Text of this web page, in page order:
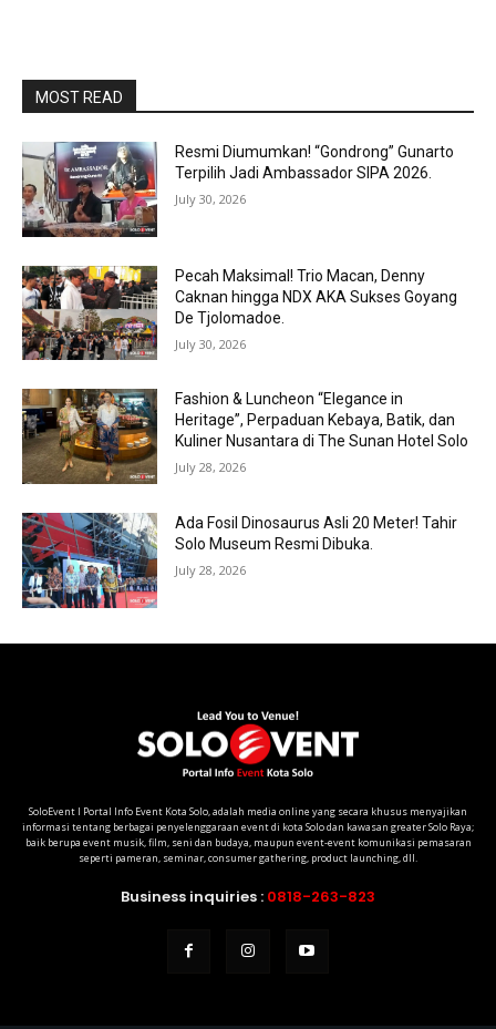
MOST READ
Resmi Diumumkan! “Gondrong” Gunarto
Terpilih Jadi Ambassador SIPA 2026.
July 30, 2026
Pecah Maksimal! Trio Macan, Denny
Caknan hingga NDX AKA Sukses Goyang
De Tjolomadoe.
July 30, 2026
Fashion & Luncheon “Elegance in
Heritage”, Perpaduan Kebaya, Batik, dan
Kuliner Nusantara di The Sunan Hotel Solo
July 28, 2026
Ada Fosil Dinosaurus Asli 20 Meter! Tahir
Solo Museum Resmi Dibuka.
July 28, 2026
SoloEvent I Portal Info Event Kota Solo, adalah media online yang secara khusus menyajikan
informasi tentang berbagai penyelenggaraan event di kota Solo dan kawasan greater Solo Raya;
baik berupa event musik, film, seni dan budaya, maupun event-event komunikasi pemasaran
seperti pameran, seminar, consumer gathering, product launching, dll.
Business inquiries : 0818-263-823